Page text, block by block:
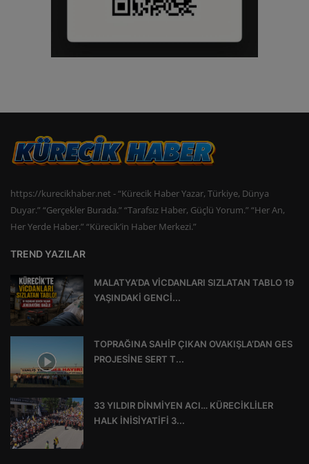
https://kurecikhaber.net - “Kürecik Haber Yazar, Türkiye, Dünya
Duyar.” “Gerçekler Burada.” “Tarafsız Haber, Güçlü Yorum.” “Her An,
Her Yerde Haber.” “Kürecik’in Haber Merkezi.”
TREND YAZILAR
MALATYA’DA VİCDANLARI SIZLATAN TABLO 19
YAŞINDAKİ GENCİ...
TOPRAĞINA SAHİP ÇIKAN OVAKIŞLA’DAN GES
PROJESİNE SERT T...
33 YILDIR DİNMİYEN ACI… KÜRECİKLİLER
HALK İNİSİYATİFİ 3...